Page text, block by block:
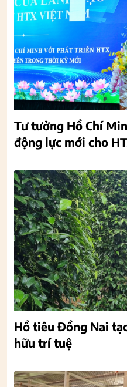
Tư tưởng Hồ Chí
động lực mới cho
Hồ tiêu Đồng Nai
hữu trí tuệ